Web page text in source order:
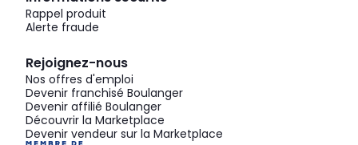
Rappel produit
Alerte fraude
Rejoignez-nous
Nos offres d'emploi
Devenir franchisé Boulanger
Devenir affilié Boulanger
Découvrir la Marketplace
Devenir vendeur sur la Marketplace